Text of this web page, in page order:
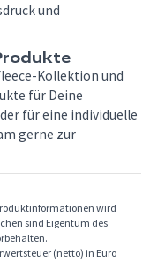
und
Kollektion und
für Deine
für eine individuelle
gerne zur
wird
sind Eigentum des
(netto) in Euro